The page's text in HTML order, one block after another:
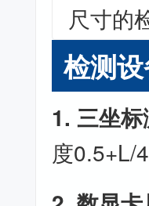
尺寸的
检测
1. 三坐标
度0.5+L/